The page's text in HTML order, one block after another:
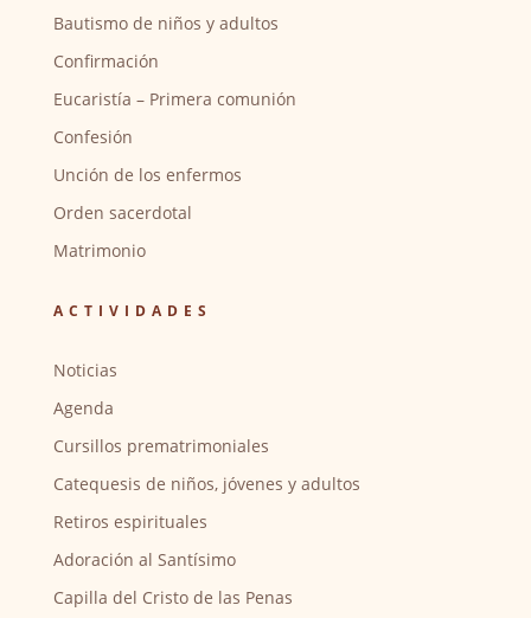
Bautismo de niños y adultos
Confirmación
Eucaristía – Primera comunión
Confesión
Unción de los enfermos
Orden sacerdotal
Matrimonio
ACTIVIDADES
Noticias
Agenda
Cursillos prematrimoniales
Catequesis de niños, jóvenes y adultos
Retiros espirituales
Adoración al Santísimo
Capilla del Cristo de las Penas